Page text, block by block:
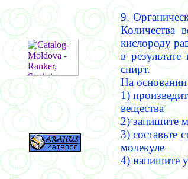
9.
Количества
кислороду
в
спирт.
На
1)
вещества
2) запишите
3) составьте
молекуле
4) напишите